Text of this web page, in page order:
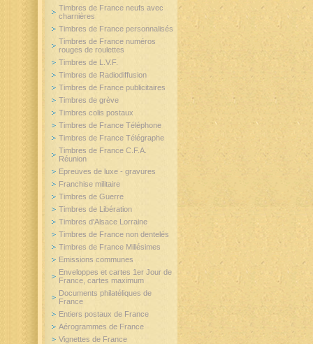
Timbres de France neufs avec
charnières
Timbres de France personnalisés
Timbres de France numéros
rouges de roulettes
Timbres de L.V.F.
Timbres de Radiodiffusion
Timbres de France publicitaires
Timbres de grève
Timbres colis postaux
Timbres de France Téléphone
Timbres de France Télégraphe
Timbres de France C.F.A.
Réunion
Epreuves de luxe - gravures
Franchise militaire
Timbres de Guerre
Timbres de Libération
Timbres d'Alsace Lorraine
Timbres de France non dentelés
Timbres de France Millésimes
Emissions communes
Enveloppes et cartes 1er Jour de
France, cartes maximum
Documents philatéliques de
France
Entiers postaux de France
Aérogrammes de France
Vignettes de France